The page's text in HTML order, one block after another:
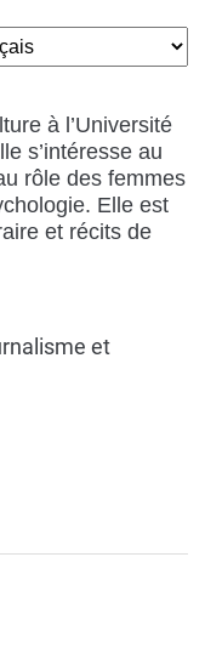
à l’Université
s’intéresse au
rôle des femmes
Elle est
et récits de
et